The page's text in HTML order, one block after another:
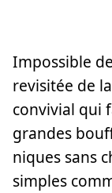
Impossible
revisitée de
convivial qui
grandes
niques sans
simples